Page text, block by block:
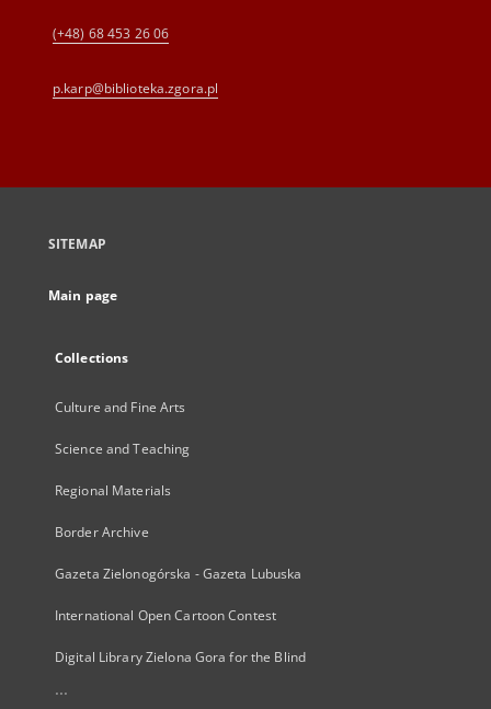
(+48) 68 453 26 06
p.karp@biblioteka.zgora.pl
SITEMAP
Main page
Collections
Culture and Fine Arts
Science and Teaching
Regional Materials
Border Archive
Gazeta Zielonogórska - Gazeta Lubuska
International Open Cartoon Contest
Digital Library Zielona Gora for the Blind
...